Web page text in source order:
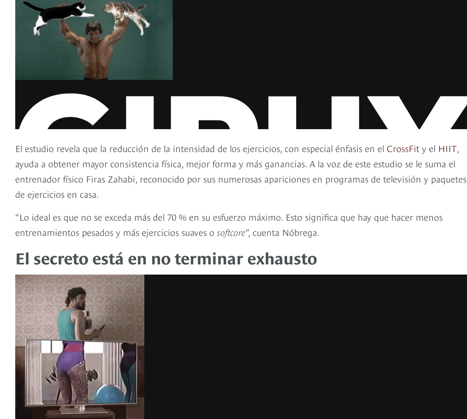
El estudio revela que la reducción de la intensidad de los ejercicios, con especial énfasis en el CrossFit y el HIIT,
ayuda a obtener mayor consistencia física, mejor forma y más ganancias. A la voz de este estudio se le suma el
entrenador físico Firas Zahabi, reconocido por sus numerosas apariciones en programas de televisión y paquetes
de ejercicios en casa.
“Lo ideal es que no se exceda más del 70 % en su esfuerzo máximo. Esto significa que hay que hacer menos
entrenamientos pesados y más ejercicios suaves o softcore”, cuenta Nóbrega.
El secreto está en no terminar exhausto